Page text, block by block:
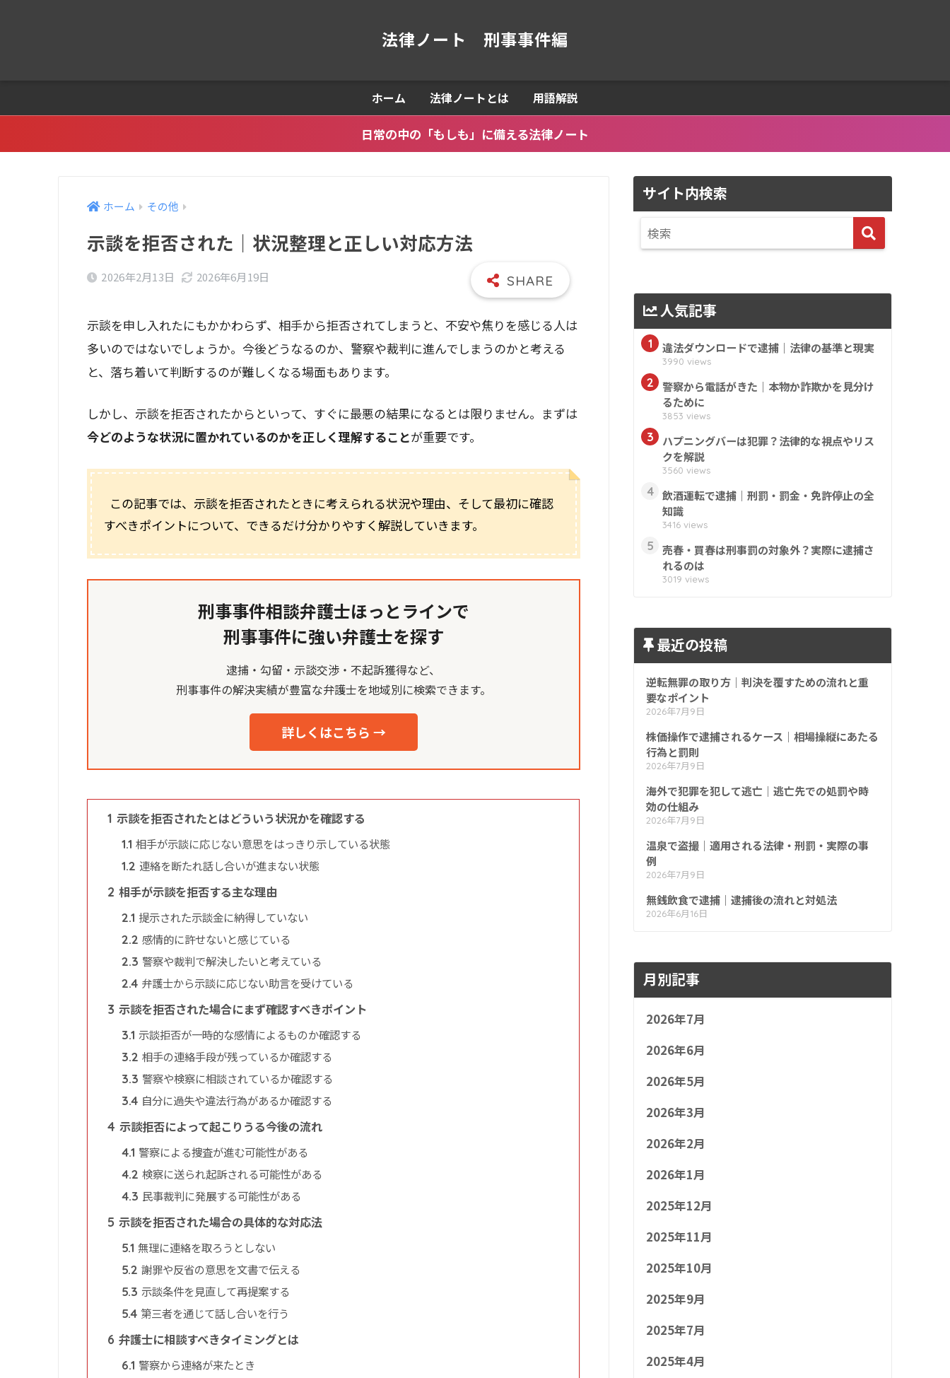
法律ノート 刑事事件編
ホーム 法律ノートとは 用語解説
日常の中の「もしも」に備える法律ノート
ホーム その他
示談を拒否された｜状況整理と正しい対応方法
2026年2月13日 2026年6月19日
示談を申し入れたにもかかわらず、相手から拒否されてしまうと、不安や焦りを感じる人は
多いのではないでしょうか。今後どうなるのか、警察や裁判に進んでしまうのかと考える
と、落ち着いて判断するのが難しくなる場面もあります。
しかし、示談を拒否されたからといって、すぐに最悪の結果になるとは限りません。まずは
今どのような状況に置かれているのかを正しく理解することが重要です。
この記事では、示談を拒否されたときに考えられる状況や理由、そして最初に確認
すべきポイントについて、できるだけ分かりやすく解説していきます。
刑事事件相談弁護士ほっとラインで
刑事事件に強い弁護士を探す
逮捕・勾留・示談交渉・不起訴獲得など、
刑事事件の解決実績が豊富な弁護士を地域別に検索できます。
詳しくはこちら →
1 示談を拒否されたとはどういう状況かを確認する
1.1 相手が示談に応じない意思をはっきり示している状態
1.2 連絡を断たれ話し合いが進まない状態
2 相手が示談を拒否する主な理由
2.1 提示された示談金に納得していない
2.2 感情的に許せないと感じている
2.3 警察や裁判で解決したいと考えている
2.4 弁護士から示談に応じない助言を受けている
3 示談を拒否された場合にまず確認すべきポイント
3.1 示談拒否が一時的な感情によるものか確認する
3.2 相手の連絡手段が残っているか確認する
3.3 警察や検察に相談されているか確認する
3.4 自分に過失や違法行為があるか確認する
4 示談拒否によって起こりうる今後の流れ
4.1 警察による捜査が進む可能性がある
4.2 検察に送られ起訴される可能性がある
4.3 民事裁判に発展する可能性がある
5 示談を拒否された場合の具体的な対応法
5.1 無理に連絡を取ろうとしない
5.2 謝罪や反省の意思を文書で伝える
5.3 示談条件を見直して再提案する
5.4 第三者を通じて話し合いを行う
6 弁護士に相談すべきタイミングとは
6.1 警察から連絡が来たとき
サイト内検索
人気記事
1 違法ダウンロードで逮捕｜法律の基準と現実
3990 views
2
警察から電話がきた｜本物か詐欺かを見分け
るために
3853 views
3
ハプニングバーは犯罪？法律的な視点やリス
クを解説
3560 views
4 飲酒運転で逮捕｜刑罰・罰金・免許停止の全
知識
3416 views
5
売春・買春は刑事罰の対象外？実際に逮捕さ
れるのは
3019 views
最近の投稿
逆転無罪の取り方｜判決を覆すための流れと重
要なポイント
2026年7月9日
株価操作で逮捕されるケース｜相場操縦にあたる
行為と罰則
2026年7月9日
海外で犯罪を犯して逃亡｜逃亡先での処罰や時
効の仕組み
2026年7月9日
温泉で盗撮｜適用される法律・刑罰・実際の事
例
2026年7月9日
無銭飲食で逮捕｜逮捕後の流れと対処法
2026年6月16日
月別記事
2026年7月
2026年6月
2026年5月
2026年3月
2026年2月
2026年1月
2025年12月
2025年11月
2025年10月
2025年9月
2025年7月
2025年4月